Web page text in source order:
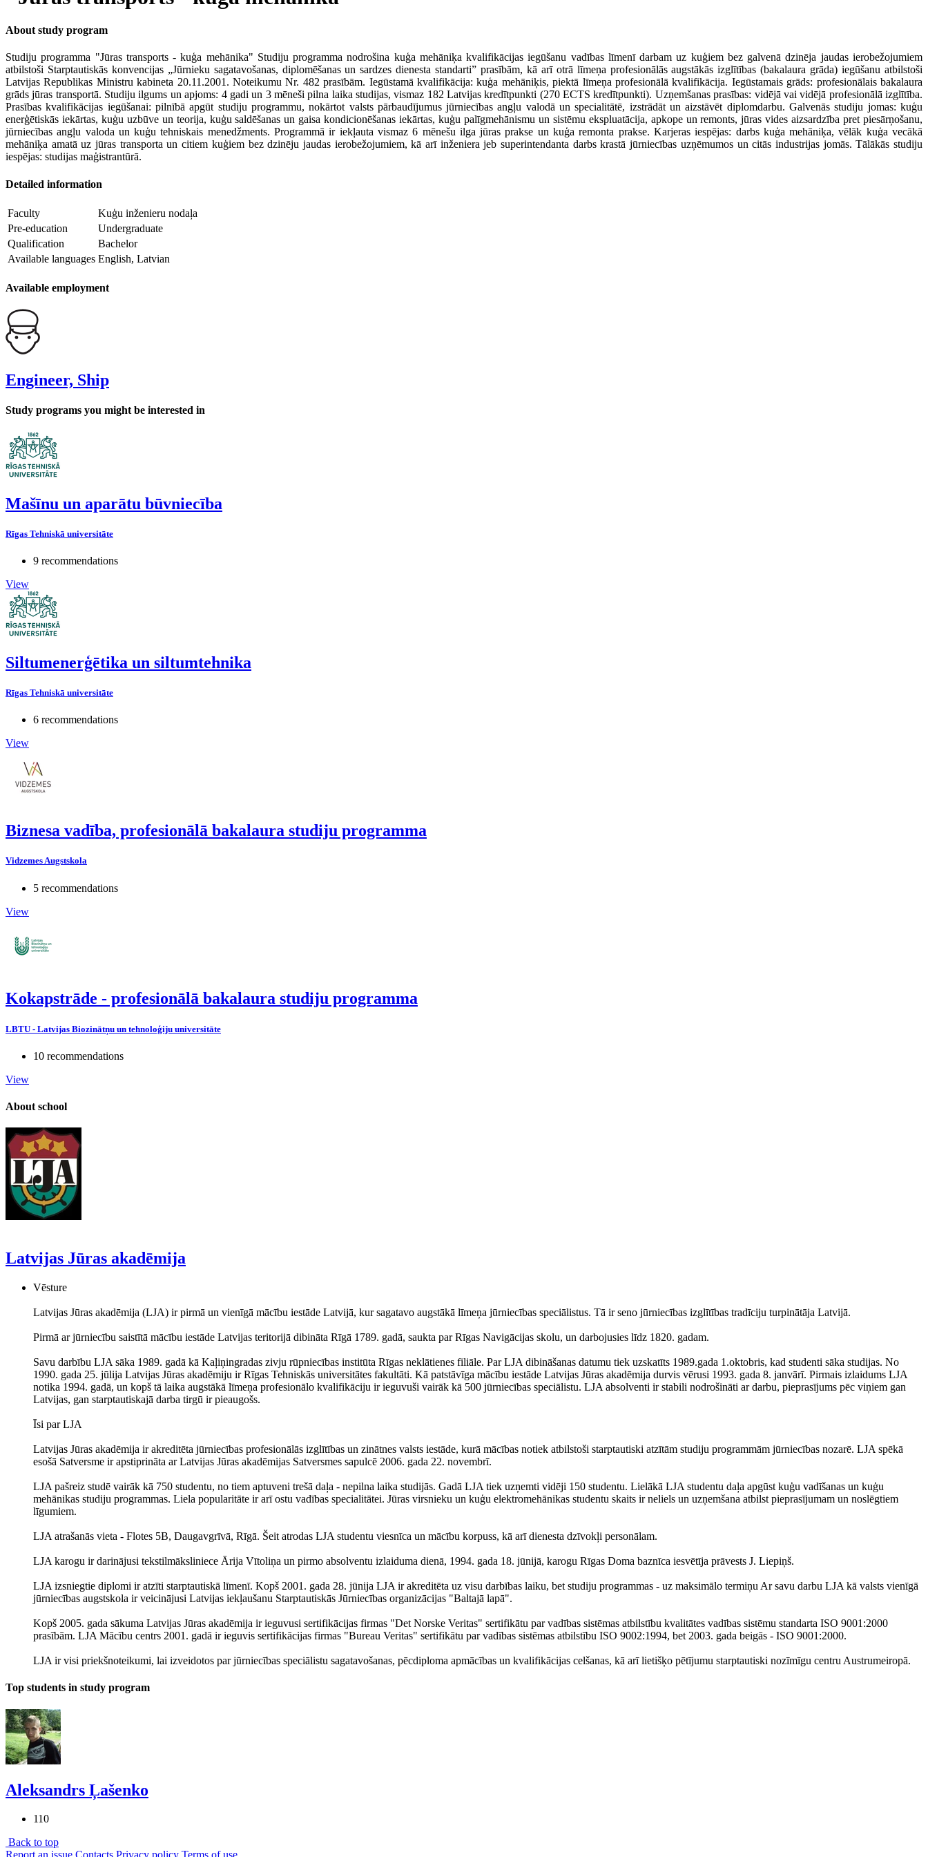
About study program
Studiju programma "Jūras transports - kuģa mehānika" Studiju programma nodrošina kuģa mehāniķa kvalifikācijas iegūšanu vadības līmenī darbam uz kuģiem bez galvenā dzinēja jaudas ierobežojumiem
atbilstoši Starptautiskās konvencijas „Jūrnieku sagatavošanas, diplomēšanas un sardzes dienesta standarti” prasībām, kā arī otrā līmeņa profesionālās augstākās izglītības (bakalaura grāda) iegūšanu atbilstoši
Latvijas Republikas Ministru kabineta 20.11.2001. Noteikumu Nr. 482 prasībām. Iegūstamā kvalifikācija: kuģa mehāniķis, piektā līmeņa profesionālā kvalifikācija. Iegūstamais grāds: profesionālais bakalaura
grāds jūras transportā. Studiju ilgums un apjoms: 4 gadi un 3 mēneši pilna laika studijas, vismaz 182 Latvijas kredītpunkti (270 ECTS kredītpunkti). Uzņemšanas prasības: vidējā vai vidējā profesionālā izglītība.
Prasības kvalifikācijas iegūšanai: pilnībā apgūt studiju programmu, nokārtot valsts pārbaudījumus jūrniecības angļu valodā un specialitātē, izstrādāt un aizstāvēt diplomdarbu. Galvenās studiju jomas: kuģu
enerģētiskās iekārtas, kuģu uzbūve un teorija, kuģu saldēšanas un gaisa kondicionēšanas iekārtas, kuģu palīgmehānismu un sistēmu ekspluatācija, apkope un remonts, jūras vides aizsardzība pret piesārņošanu,
jūrniecības angļu valoda un kuģu tehniskais menedžments. Programmā ir iekļauta vismaz 6 mēnešu ilga jūras prakse un kuģa remonta prakse. Karjeras iespējas: darbs kuģa mehāniķa, vēlāk kuģa vecākā
mehāniķa amatā uz jūras transporta un citiem kuģiem bez dzinēju jaudas ierobežojumiem, kā arī inženiera jeb superintendanta darbs krastā jūrniecības uzņēmumos un citās industrijas jomās. Tālākās studiju
iespējas: studijas maģistrantūrā.
Detailed information
Faculty
Kuģu inženieru nodaļa
Pre-education
Undergraduate
Qualification
Bachelor
Available languages English, Latvian
Available employment
Engineer, Ship
Study programs you might be interested in
Mašīnu un aparātu būvniecība
Rīgas Tehniskā universitāte
9 recommendations
View
Siltumenerģētika un siltumtehnika
Rīgas Tehniskā universitāte
6 recommendations
View
Biznesa vadība, profesionālā bakalaura studiju programma
Vidzemes Augstskola
5 recommendations
View
Kokapstrāde - profesionālā bakalaura studiju programma
LBTU - Latvijas Biozinātņu un tehnoloģiju universitāte
10 recommendations
View
About school
Latvijas Jūras akadēmija
Vēsture
Latvijas Jūras akadēmija (LJA) ir pirmā un vienīgā mācību iestāde Latvijā, kur sagatavo augstākā līmeņa jūrniecības speciālistus. Tā ir seno jūrniecības izglītības tradīciju turpinātāja Latvijā.
Pirmā ar jūrniecību saistītā mācību iestāde Latvijas teritorijā dibināta Rīgā 1789. gadā, saukta par Rīgas Navigācijas skolu, un darbojusies līdz 1820. gadam.
Savu darbību LJA sāka 1989. gadā kā Kaļiņingradas zivju rūpniecības institūta Rīgas neklātienes filiāle. Par LJA dibināšanas datumu tiek uzskatīts 1989.gada 1.oktobris, kad studenti sāka studijas. No
1990. gada 25. jūlija Latvijas Jūras akadēmiju ir Rīgas Tehniskās universitātes fakultāti. Kā patstāvīga mācību iestāde Latvijas Jūras akadēmija durvis vērusi 1993. gada 8. janvārī. Pirmais izlaidums LJA
notika 1994. gadā, un kopš tā laika augstākā līmeņa profesionālo kvalifikāciju ir ieguvuši vairāk kā 500 jūrniecības speciālistu. LJA absolventi ir stabili nodrošināti ar darbu, pieprasījums pēc viņiem gan
Latvijas, gan starptautiskajā darba tirgū ir pieaugošs.
Īsi par LJA
Latvijas Jūras akadēmija ir akreditēta jūrniecības profesionālās izglītības un zinātnes valsts iestāde, kurā mācības notiek atbilstoši starptautiski atzītām studiju programmām jūrniecības nozarē. LJA spēkā
esošā Satversme ir apstiprināta ar Latvijas Jūras akadēmijas Satversmes sapulcē 2006. gada 22. novembrī.
LJA pašreiz studē vairāk kā 750 studentu, no tiem aptuveni trešā daļa - nepilna laika studijās. Gadā LJA tiek uzņemti vidēji 150 studentu. Lielākā LJA studentu daļa apgūst kuģu vadīšanas un kuģu
mehānikas studiju programmas. Liela popularitāte ir arī ostu vadības specialitātei. Jūras virsnieku un kuģu elektromehānikas studentu skaits ir neliels un uzņemšana atbilst pieprasījumam un noslēgtiem
līgumiem.
LJA atrašanās vieta - Flotes 5B, Daugavgrīvā, Rīgā. Šeit atrodas LJA studentu viesnīca un mācību korpuss, kā arī dienesta dzīvokļi personālam.
LJA karogu ir darinājusi tekstilmāksliniece Ārija Vītoliņa un pirmo absolventu izlaiduma dienā, 1994. gada 18. jūnijā, karogu Rīgas Doma baznīca iesvētīja prāvests J. Liepiņš.
LJA izsniegtie diplomi ir atzīti starptautiskā līmenī. Kopš 2001. gada 28. jūnija LJA ir akreditēta uz visu darbības laiku, bet studiju programmas - uz maksimālo termiņu Ar savu darbu LJA kā valsts vienīgā
jūrniecības augstskola ir veicinājusi Latvijas iekļaušanu Starptautiskās Jūrniecības organizācijas "Baltajā lapā".
Kopš 2005. gada sākuma Latvijas Jūras akadēmija ir ieguvusi sertifikācijas firmas "Det Norske Veritas" sertifikātu par vadības sistēmas atbilstību kvalitātes vadības sistēmu standarta ISO 9001:2000
prasībām. LJA Mācību centrs 2001. gadā ir ieguvis sertifikācijas firmas "Bureau Veritas" sertifikātu par vadības sistēmas atbilstību ISO 9002:1994, bet 2003. gada beigās - ISO 9001:2000.
LJA ir visi priekšnoteikumi, lai izveidotos par jūrniecības speciālistu sagatavošanas, pēcdiploma apmācības un kvalifikācijas celšanas, kā arī lietišķo pētījumu starptautiski nozīmīgu centru Austrumeiropā.
Top students in study program
Aleksandrs Ļašenko
110
Back to top